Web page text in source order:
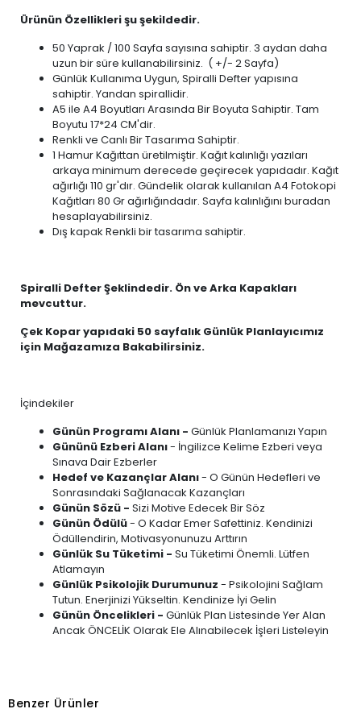
Ürünün Özellikleri şu şekildedir.
50 Yaprak / 100 Sayfa sayısına sahiptir. 3 aydan daha
uzun bir süre kullanabilirsiniz. ( +/- 2 Sayfa)
Günlük Kullanıma Uygun, Spiralli Defter yapısına
sahiptir. Yandan spirallidir.
A5 ile A4 Boyutları Arasında Bir Boyuta Sahiptir. Tam
Boyutu 17*24 CM'dir.
Renkli ve Canlı Bir Tasarıma Sahiptir.
1 Hamur Kağıttan üretilmiştir. Kağıt kalınlığı yazıları
arkaya minimum derecede geçirecek yapıdadır. Kağıt
ağırlığı 110 gr'dır. Gündelik olarak kullanılan A4 Fotokopi
Kağıtları 80 Gr ağırlığındadır. Sayfa kalınlığını buradan
hesaplayabilirsiniz.
Dış kapak Renkli bir tasarıma sahiptir.
Spiralli Defter Şeklindedir. Ön ve Arka Kapakları
mevcuttur.
Çek Kopar yapıdaki 50 sayfalık Günlük Planlayıcımız
için Mağazamıza Bakabilirsiniz.
İçindekiler
Günün Programı Alanı - Günlük Planlamanızı Yapın
Gününü Ezberi Alanı- İngilizce Kelime Ezberi veya
Sınava Dair Ezberler
Hedef ve Kazançlar Alanı- O Günün Hedefleri ve
Sonrasındaki Sağlanacak Kazançları
Günün Sözü - Sizi Motive Edecek Bir Söz
Günün Ödülü- O Kadar Emer Safettiniz. Kendinizi
Ödüllendirin, Motivasyonunuzu Arttırın
Günlük Su Tüketimi - Su Tüketimi Önemli. Lütfen
Atlamayın
Günlük Psikolojik Durumunuz - Psikolojini Sağlam
Tutun. Enerjinizi Yükseltin. Kendinize İyi Gelin
Günün Öncelikleri - Günlük Plan Listesinde Yer Alan
Ancak ÖNCELİK Olarak Ele Alınabilecek İşleri Listeleyin
Benzer Ürünler